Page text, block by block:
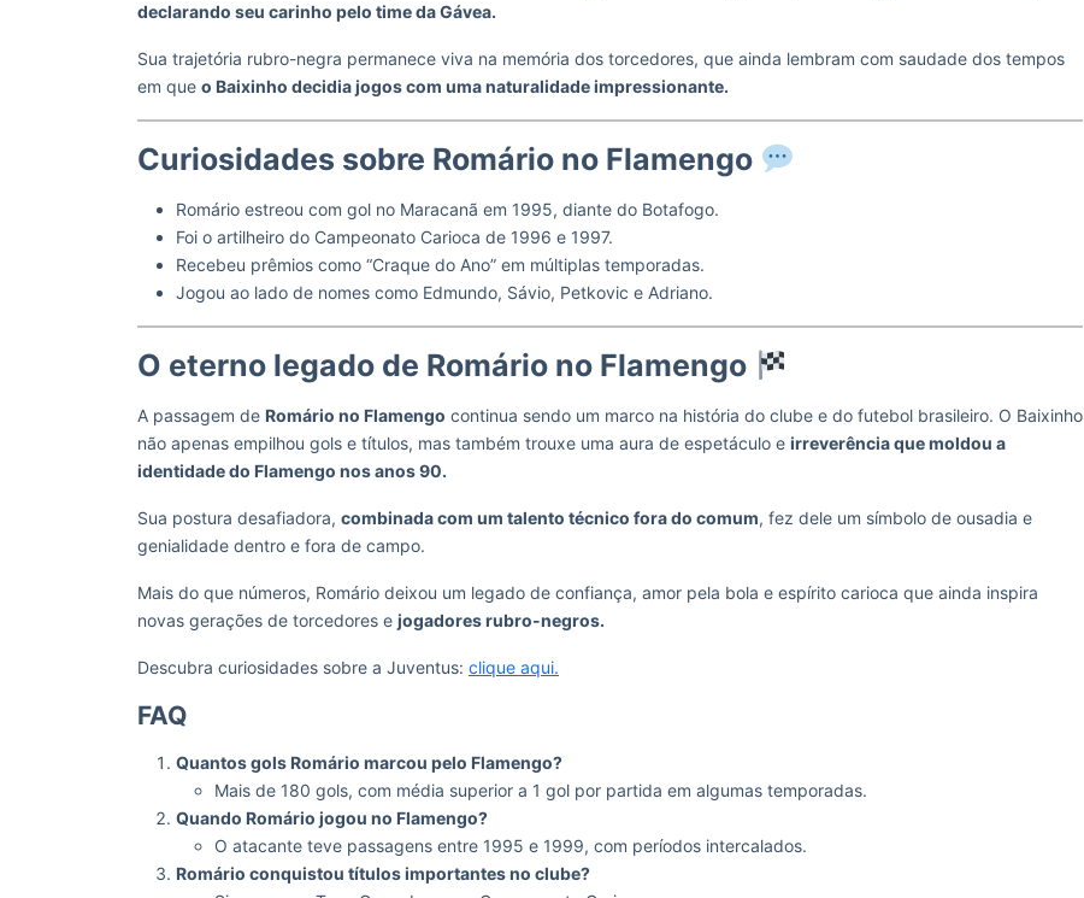
declarando seu carinho pelo time da Gávea.
Sua trajetória rubro-negra permanece viva na memória dos torcedores, que ainda lembram com saudade dos tempos
em que o Baixinho decidia jogos com uma naturalidade impressionante.
Curiosidades sobre Romário no Flamengo
Romário estreou com gol no Maracanã em 1995, diante do Botafogo.
Foi o artilheiro do Campeonato Carioca de 1996 e 1997.
Recebeu prêmios como “Craque do Ano” em múltiplas temporadas.
Jogou ao lado de nomes como Edmundo, Sávio, Petkovic e Adriano.
O eterno legado de Romário no Flamengo
A passagem de Romário no Flamengo continua sendo um marco na história do clube e do futebol brasileiro. O Baixinho
não apenas empilhou gols e títulos, mas também trouxe uma aura de espetáculo e irreverência que moldou a
identidade do Flamengo nos anos 90.
Sua postura desafiadora, combinada com um talento técnico fora do comum, fez dele um símbolo de ousadia e
genialidade dentro e fora de campo.
Mais do que números, Romário deixou um legado de confiança, amor pela bola e espírito carioca que ainda inspira
novas gerações de torcedores e jogadores rubro-negros.
Descubra curiosidades sobre a Juventus: clique aqui.
FAQ
Quantos gols Romário marcou pelo Flamengo?
Mais de 180 gols, com média superior a 1 gol por partida em algumas temporadas.
Quando Romário jogou no Flamengo?
O atacante teve passagens entre 1995 e 1999, com períodos intercalados.
Romário conquistou títulos importantes no clube?